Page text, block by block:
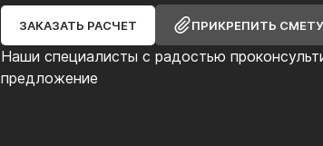
Наши специалисты с радостью
предложение
ЗАКАЗАТЬ РАСЧЕТ ПРИКРЕПИТЬ СМЕТУ